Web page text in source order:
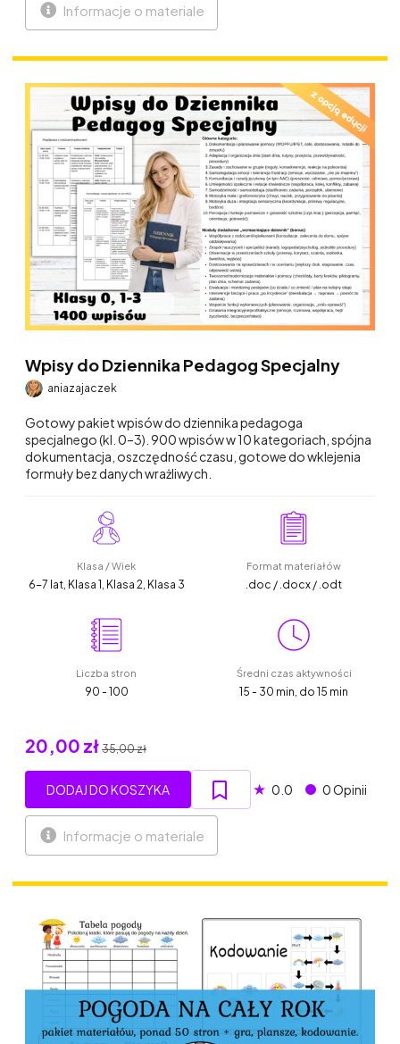
Informacje o materiale
Wpisy do Dziennika Pedagog Specjalny
aniazajaczek
Gotowy pakiet wpisów do dziennika pedagoga
specjalnego (kl. 0–3). 900 wpisów w 10 kategoriach, spójna
dokumentacja, oszczędność czasu, gotowe do wklejenia
formuły bez danych wrażliwych.
Klasa / Wiek
6-7 lat, Klasa 1, Klasa 2, Klasa 3
Format materiałów
.doc / .docx / .odt
Liczba stron
90 - 100
Średni czas aktywności
15 - 30 min, do 15 min
20,00 zł 35,00 zł
DODAJ DO KOSZYKA ★ 0.0 0 Opinii
Informacje o materiale